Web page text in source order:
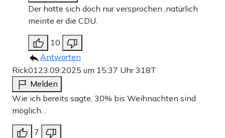
Der hatte sich doch nur versprochen ,natürlich
meinte er die CDU.
10
Antworten
Rick0123.09.2025 um 15:37 Uhr318T
Melden
Wie ich bereits sagte, 30% bis Weihnachten sind
möglich…
7